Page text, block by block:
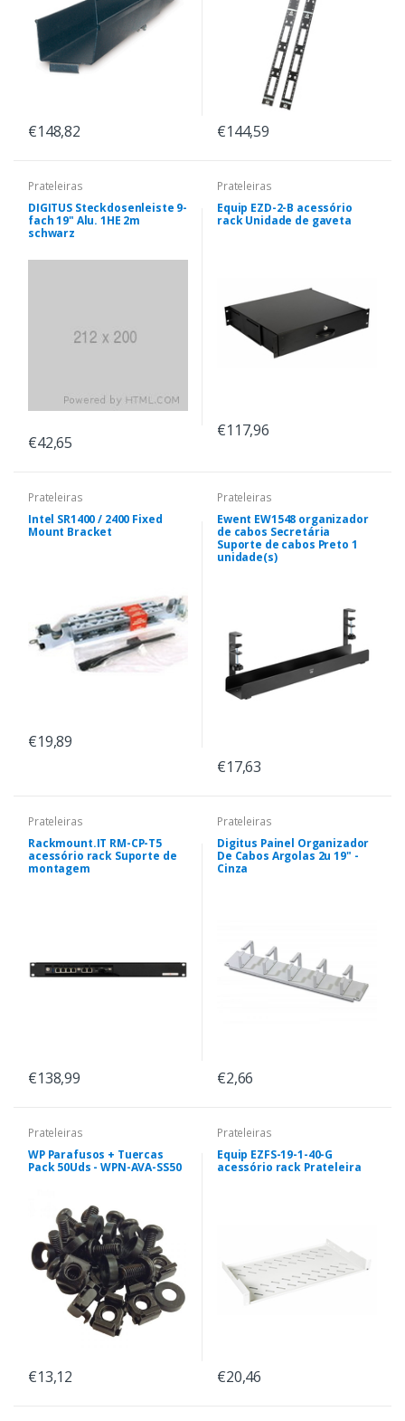
€148,82 €144,59
Prateleiras
DIGITUS Steckdosenleiste 9-
fach 19" Alu. 1HE 2m
schwarz
€42,65
Prateleiras
Equip EZD-2-B acessório
rack Unidade de gaveta
€117,96
Prateleiras
Intel SR1400 / 2400 Fixed
Mount Bracket
€19,89
Prateleiras
Ewent EW1548 organizador
de cabos Secretária
Suporte de cabos Preto 1
unidade(s)
€17,63
Prateleiras
Rackmount.IT RM-CP-T5
acessório rack Suporte de
montagem
€138,99
Prateleiras
Digitus Painel Organizador
De Cabos Argolas 2u 19" -
Cinza
€2,66
Prateleiras
WP Parafusos + Tuercas
Pack 50Uds - WPN-AVA-SS50
€13,12
Prateleiras
Equip EZFS-19-1-40-G
acessório rack Prateleira
€20,46